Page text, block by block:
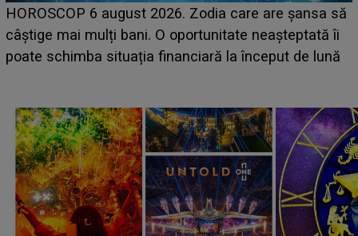
care are șansa să
neașteptată îi
la început de lună
LINE-UP UNTOLD ONE, ziua 2.
scena principală a festivalului
suedeză a ajuns deja în România